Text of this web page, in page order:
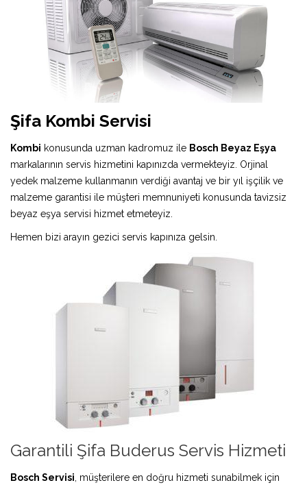
Şifa Kombi Servisi
Kombi konusunda uzman kadromuz ile Bosch Beyaz Eşya
markalarının servis hizmetini kapınızda vermekteyiz. Orjinal
yedek malzeme kullanmanın verdiği avantaj ve bir yıl işçilik ve
malzeme garantisi ile müşteri memnuniyeti konusunda tavizsiz
beyaz eşya servisi hizmet etmeteyiz.
Hemen bizi arayın gezici servis kapınıza gelsin.
Garantili Şifa Buderus Servis Hizmeti
Bosch Servisi , müşterilere en doğru hizmeti sunabilmek için